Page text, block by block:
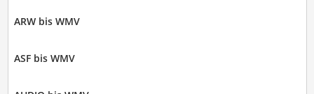
ARW bis WMV
ASF bis WMV